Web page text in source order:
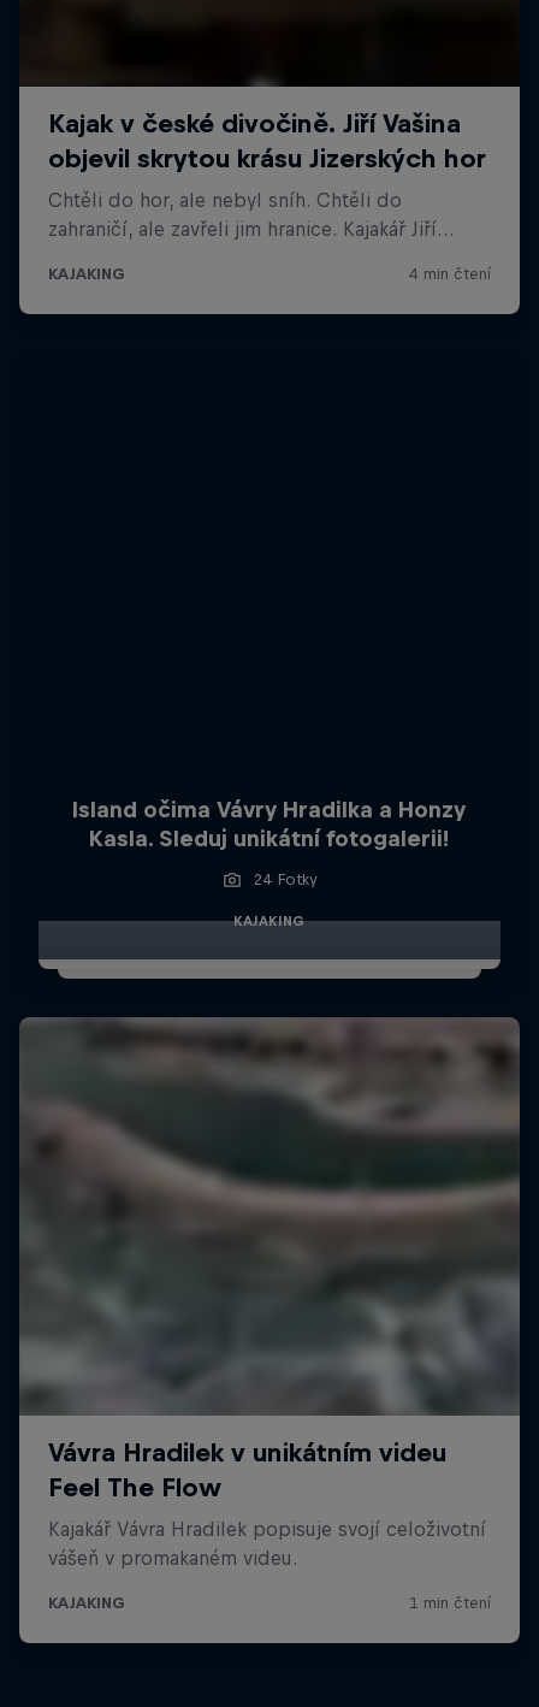
Island očima Vávry Hradilka a Honzy
Kasla. Sleduj unikátní fotogalerii!
24 Fotky
KAJAKING